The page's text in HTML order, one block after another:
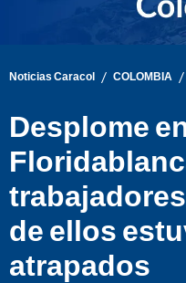
Noticias Caracol / COLOMBIA /
Desplome
de ellos
atrapados